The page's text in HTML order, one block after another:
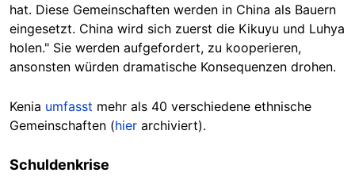
hat. Diese Gemeinschaften werden in China als Bauern
eingesetzt. China wird sich zuerst die Kikuyu und Luhya
holen." Sie werden aufgefordert, zu kooperieren,
ansonsten würden dramatische Konsequenzen drohen.
Kenia umfasst mehr als 40 verschiedene ethnische
Gemeinschaften (hier archiviert).
Schuldenkrise